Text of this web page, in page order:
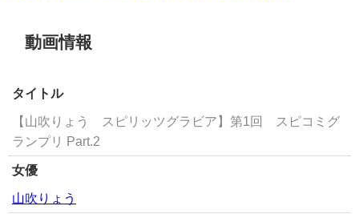
動画情報
タイトル
【山吹りょう スピリッツグラビア】第1回 スピコミグ
ランプリ Part.2
女優
山吹りょう